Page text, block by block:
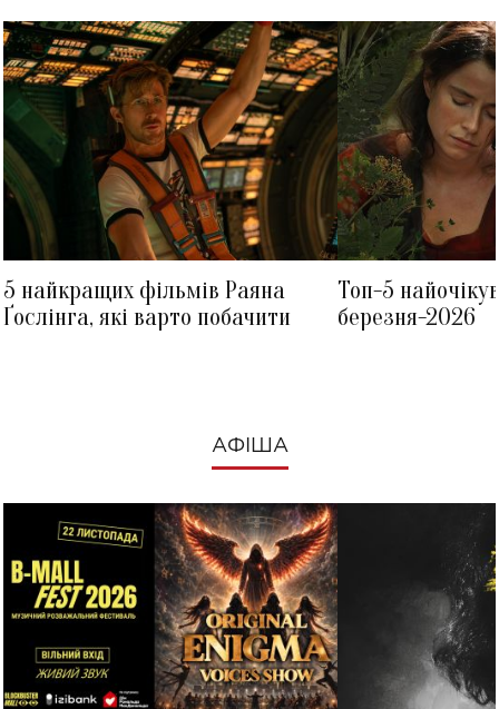
5 найкращих фільмів Раяна
Ґослінга, які варто побачити
Топ-5
березня-2026
АФІША